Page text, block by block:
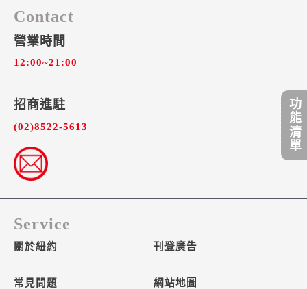
Contact
營業時間
12:00~21:00
招商進駐​
(02)8522-5613
Service
關於紐約
常見問題
刊登廣告
網站地圖
功能清單